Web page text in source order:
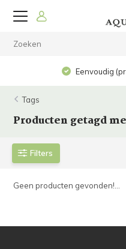
Eenvoudig
Tags
Producten getagd
Filters
Geen producten gevonden!...